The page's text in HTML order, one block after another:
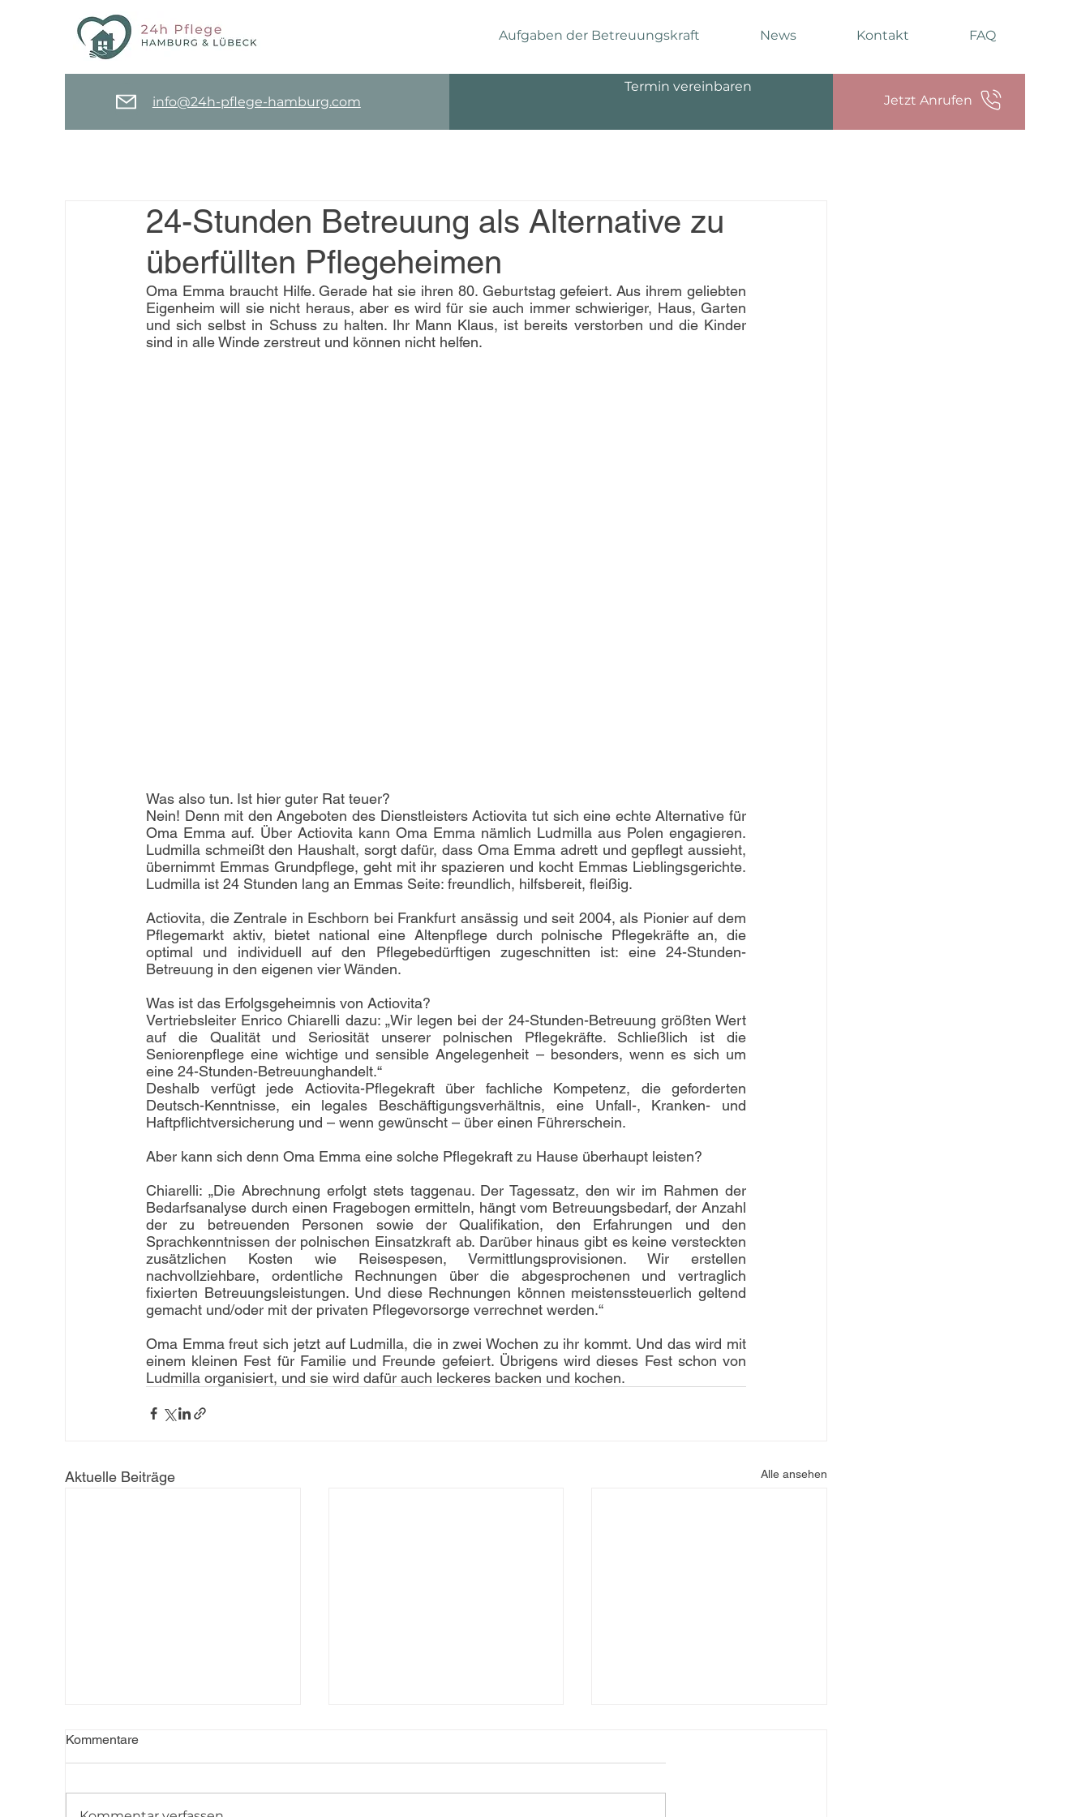
Aufgaben der Betreuungskraft News Kontakt FAQ
info@24h-pflege-hamburg.com
Termin vereinbaren
Jetzt Anrufen
24-Stunden Betreuung als Alternative zu
überfüllten Pflegeheimen
Oma Emma braucht Hilfe. Gerade hat sie ihren 80. Geburtstag gefeiert. Aus ihrem geliebten
Eigenheim will sie nicht heraus, aber es wird für sie auch immer schwieriger, Haus, Garten
und sich selbst in Schuss zu halten. Ihr Mann Klaus, ist bereits verstorben und die Kinder
sind in alle Winde zerstreut und können nicht helfen.
Was also tun. Ist hier guter Rat teuer?
Nein! Denn mit den Angeboten des Dienstleisters Actiovita tut sich eine echte Alternative für
Oma Emma auf. Über Actiovita kann Oma Emma nämlich Ludmilla aus Polen engagieren.
Ludmilla schmeißt den Haushalt, sorgt dafür, dass Oma Emma adrett und gepflegt aussieht,
übernimmt Emmas Grundpflege, geht mit ihr spazieren und kocht Emmas Lieblingsgerichte.
Ludmilla ist 24 Stunden lang an Emmas Seite: freundlich, hilfsbereit, fleißig.
Actiovita, die Zentrale in Eschborn bei Frankfurt ansässig und seit 2004, als Pionier auf dem
Pflegemarkt aktiv, bietet national eine Altenpflege durch polnische Pflegekräfte an, die
optimal und individuell auf den Pflegebedürftigen zugeschnitten ist: eine 24-Stunden-
Betreuung in den eigenen vier Wänden.
Was ist das Erfolgsgeheimnis von Actiovita?
Vertriebsleiter Enrico Chiarelli dazu: „Wir legen bei der 24-Stunden-Betreuung größten Wert
auf die Qualität und Seriosität unserer polnischen Pflegekräfte. Schließlich ist die
Seniorenpflege eine wichtige und sensible Angelegenheit – besonders, wenn es sich um
eine 24-Stunden-Betreuunghandelt.“
Deshalb verfügt jede Actiovita-Pflegekraft über fachliche Kompetenz, die geforderten
Deutsch-Kenntnisse, ein legales Beschäftigungsverhältnis, eine Unfall-, Kranken- und
Haftpflichtversicherung und – wenn gewünscht – über einen Führerschein.
Aber kann sich denn Oma Emma eine solche Pflegekraft zu Hause überhaupt leisten?
Chiarelli: „Die Abrechnung erfolgt stets taggenau. Der Tagessatz, den wir im Rahmen der
Bedarfsanalyse durch einen Fragebogen ermitteln, hängt vom Betreuungsbedarf, der Anzahl
der zu betreuenden Personen sowie der Qualifikation, den Erfahrungen und den
Sprachkenntnissen der polnischen Einsatzkraft ab. Darüber hinaus gibt es keine versteckten
zusätzlichen Kosten wie Reisespesen, Vermittlungsprovisionen. Wir erstellen
nachvollziehbare, ordentliche Rechnungen über die abgesprochenen und vertraglich
fixierten Betreuungsleistungen. Und diese Rechnungen können meistenssteuerlich geltend
gemacht und/oder mit der privaten Pflegevorsorge verrechnet werden.“
Oma Emma freut sich jetzt auf Ludmilla, die in zwei Wochen zu ihr kommt. Und das wird mit
einem kleinen Fest für Familie und Freunde gefeiert. Übrigens wird dieses Fest schon von
Ludmilla organisiert, und sie wird dafür auch leckeres backen und kochen.
Aktuelle Beiträge Alle ansehen
Kommentare